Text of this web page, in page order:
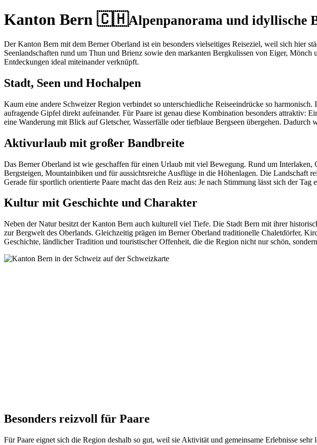
Kanton Bern 🇨🇭Alpenpanorama und idyllische
Der Kanton Bern mit dem Berner Oberland ist ein besonders vielseitiges Reiseziel, weil sich hier
Seenlandschaften rund um Thun und Brienz sowie den markanten Bergkulissen von Eiger,
Entdeckungen ideal miteinander verknüpft.
Stadt, Seen und Hochalpen
Kaum eine andere Schweizer Region verbindet so unterschiedliche Reiseeindrücke so
aufragende Gipfel direkt aufeinander. Für Paare ist genau diese Kombination besonders attraktiv:
eine Wanderung mit Blick auf Gletscher, Wasserfälle oder tiefblaue Bergseen übergehen.
Aktivurlaub mit großer Bandbreite
Das Berner Oberland ist wie geschaffen für einen Urlaub mit viel Bewegung. Rund um
Bergsteigen, Mountainbiken und für aussichtsreiche Ausflüge in die Höhenlagen. Die Landschaft
Gerade für sportlich orientierte Paare macht das den Reiz aus: Je nach Stimmung lässt sich der
Kultur mit Geschichte und Charakter
Neben der Natur besitzt der Kanton Bern auch kulturell viel Tiefe. Die Stadt Bern mit ihrer
zur Bergwelt des Oberlands. Gleichzeitig prägen im Berner Oberland traditionelle Chaletdörfer,
Geschichte, ländlicher Tradition und touristischer Offenheit, die die Region nicht nur schön,
Besonders reizvoll für Paare
Für Paare eignet sich die Region deshalb so gut, weil sie Aktivität und gemeinsame Erlebnisse